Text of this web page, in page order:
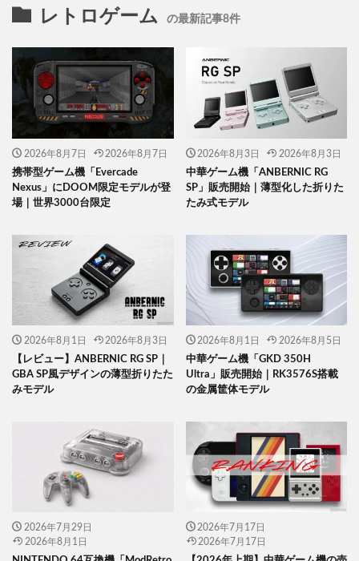
レトロゲーム の最新記事8件
2026年8月7日 2026年8月7日
携帯型ゲーム機「Evercade
Nexus」にDOOM限定モデルが登
場｜世界3000台限定
2026年8月3日 2026年8月3日
中華ゲーム機「ANBERNIC RG
SP」販売開始｜薄型化した折りた
たみ式モデル
2026年8月1日 2026年8月3日
【レビュー】ANBERNIC RG SP｜
GBA SP風デザインの薄型折りたた
みモデル
2026年8月1日 2026年8月5日
中華ゲーム機「GKD 350H
Ultra」販売開始｜RK3576S搭載
の金属筐体モデル
2026年7月29日
2026年8月1日
2026年7月17日
2026年7月17日